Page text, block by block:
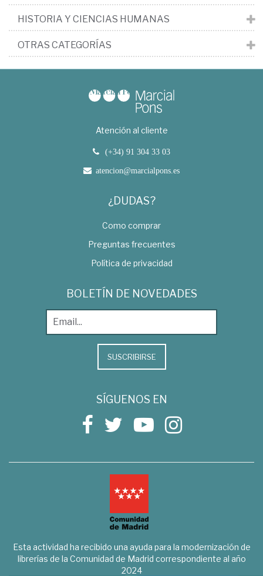
HISTORIA Y CIENCIAS HUMANAS
OTRAS CATEGORÍAS
Atención al cliente
(+34) 91 304 33 03
atencion@marcialpons.es
¿DUDAS?
Como comprar
Preguntas frecuentes
Política de privacidad
BOLETÍN DE NOVEDADES
SUSCRIBIRSE
SÍGUENOS EN
Esta actividad ha recibido una ayuda para la modernización de
librerías de la Comunidad de Madrid correspondiente al año
2024